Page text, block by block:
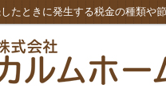
たときに発生する税金の種類や